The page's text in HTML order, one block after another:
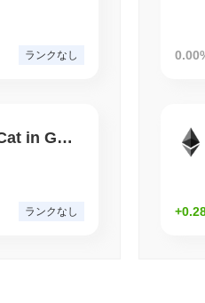
ランクなし
Cat in Gucci
ランクなし